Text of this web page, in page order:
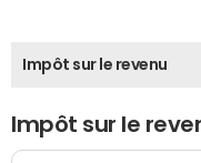
Impôt sur le revenu
Impôt sur le